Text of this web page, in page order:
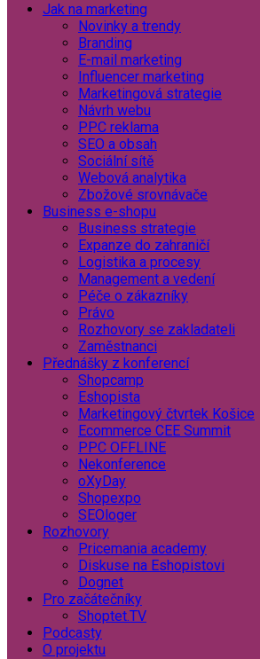
Jak na marketing
Novinky a trendy
Branding
E-mail marketing
Influencer marketing
Marketingová strategie
Návrh webu
PPC reklama
SEO a obsah
Sociální sítě
Webová analytika
Zbožové srovnávače
Business e-shopu
Business strategie
Expanze do zahraničí
Logistika a procesy
Management a vedení
Péče o zákazníky
Právo
Rozhovory se zakladateli
Zaměstnanci
Přednášky z konferencí
Shopcamp
Eshopista
Marketingový čtvrtek Košice
Ecommerce CEE Summit
PPC OFFLINE
Nekonference
oXyDay
Shopexpo
SEOloger
Rozhovory
Pricemania academy
Diskuse na Eshopistovi
Dognet
Pro začátečníky
Shoptet.TV
Podcasty
O projektu